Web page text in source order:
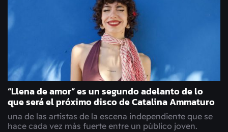
“Llena de amor” es un segundo adelanto de lo
que será el próximo disco de Catalina Ammaturo
una de las artistas de la escena independiente que se
hace cada vez más fuerte entre un público joven.